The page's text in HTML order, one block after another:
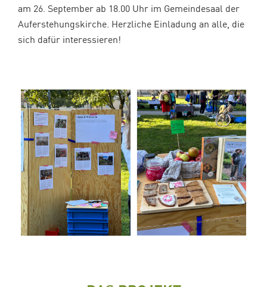
am 26. September ab 18.00 Uhr im Gemeindesaal der
Auferstehungskirche. Herzliche Einladung an alle, die
sich dafür interessieren!